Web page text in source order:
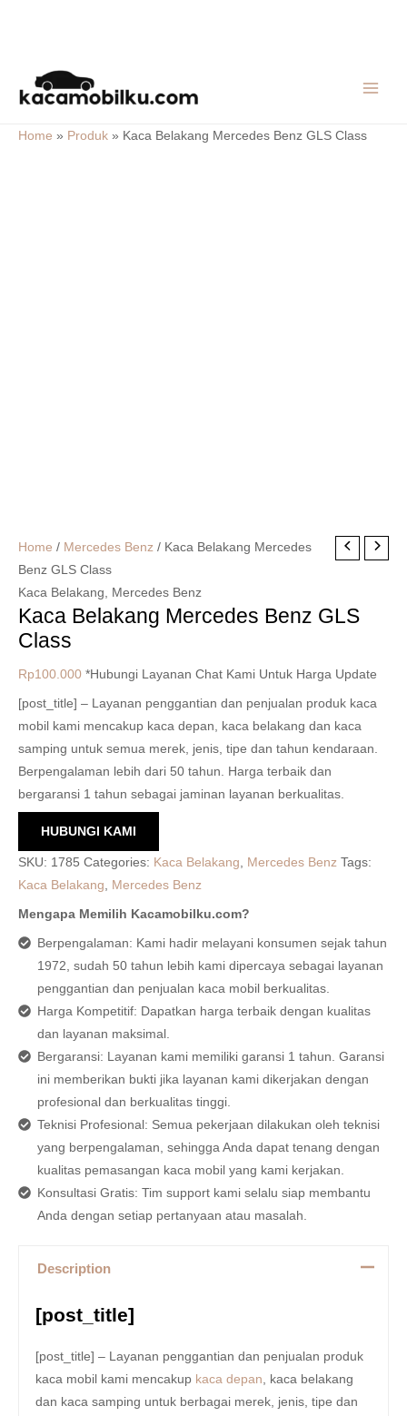
content
Home » Produk » Kaca Belakang Mercedes Benz GLS Class
Home / Mercedes Benz / Kaca Belakang Mercedes
Benz GLS Class
Kaca Belakang, Mercedes Benz
Kaca Belakang Mercedes Benz GLS
Class
Rp100.000 *Hubungi Layanan Chat Kami Untuk Harga Update
[post_title] – Layanan penggantian dan penjualan produk kaca
mobil kami mencakup kaca depan, kaca belakang dan kaca
samping untuk semua merek, jenis, tipe dan tahun kendaraan.
Berpengalaman lebih dari 50 tahun. Harga terbaik dan
bergaransi 1 tahun sebagai jaminan layanan berkualitas.
HUBUNGI KAMI
SKU: 1785 Categories: Kaca Belakang, Mercedes Benz Tags:
Kaca Belakang, Mercedes Benz
Mengapa Memilih Kacamobilku.com?
Berpengalaman: Kami hadir melayani konsumen sejak tahun
1972, sudah 50 tahun lebih kami dipercaya sebagai layanan
penggantian dan penjualan kaca mobil berkualitas.
Harga Kompetitif: Dapatkan harga terbaik dengan kualitas
dan layanan maksimal.
Bergaransi: Layanan kami memiliki garansi 1 tahun. Garansi
ini memberikan bukti jika layanan kami dikerjakan dengan
profesional dan berkualitas tinggi.
Teknisi Profesional: Semua pekerjaan dilakukan oleh teknisi
yang berpengalaman, sehingga Anda dapat tenang dengan
kualitas pemasangan kaca mobil yang kami kerjakan.
Konsultasi Gratis: Tim support kami selalu siap membantu
Anda dengan setiap pertanyaan atau masalah.
Description
[post_title]
[post_title] – Layanan penggantian dan penjualan produk
kaca mobil kami mencakup kaca depan , kaca belakang
dan kaca samping untuk berbagai merek, jenis, tipe dan